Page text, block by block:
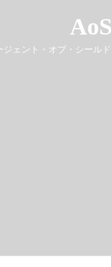
ジェント・オブ・シール